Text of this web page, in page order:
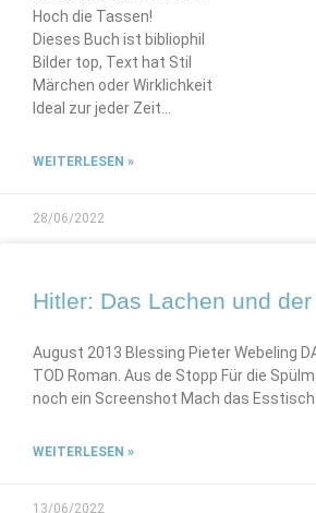
Hoch die Tassen!
Dieses Buch ist bibliophil
Bilder top, Text hat Stil
Märchen oder Wirklichkeit
Ideal zur jeder Zeit…
WEITERLESEN »
28/06/2022
Hitler: Das Lachen und der
August 2013 Blessing Pieter Webeling
TOD Roman. Aus de Stopp Für die
noch ein Screenshot Mach das
WEITERLESEN »
13/06/2022